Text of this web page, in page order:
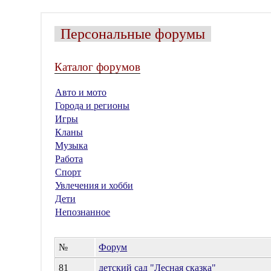
Персональные форумы
Каталог форумов
Авто и мото
Города и регионы
Игры
Кланы
Музыка
Работа
Спорт
Увлечения и хобби
Дети
Непознанное
№
Форум
81
детский сад "Лесная сказка"